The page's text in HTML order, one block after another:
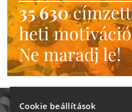
35 630címzett
heti motiváció
Ne maradj le!
Cookie beállítások